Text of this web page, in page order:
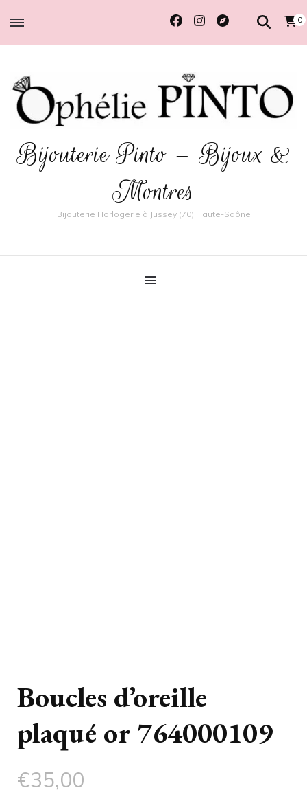
0
Bijouterie Pinto – Bijoux &
Montres
Bijouterie Horlogerie à Jussey (70) Haute-Saône
Boucles d’oreille
plaqué or 764000109
€35,00